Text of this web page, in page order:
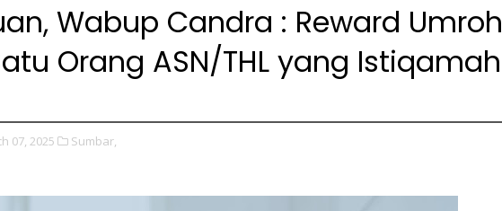
Wabup Candra : Reward Umroh
Orang ASN/THL yang Istiqamah
07, 2025 Sumbar,